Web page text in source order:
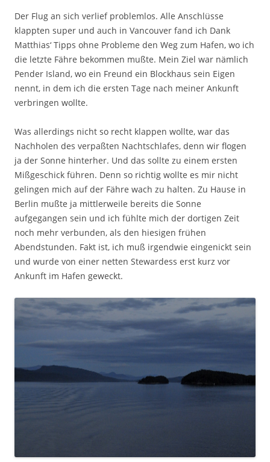
Der Flug an sich verlief problemlos. Alle Anschlüsse
klappten super und auch in Vancouver fand ich Dank
Matthias‘ Tipps ohne Probleme den Weg zum Hafen, wo ich
die letzte Fähre bekommen mußte. Mein Ziel war nämlich
Pender Island, wo ein Freund ein Blockhaus sein Eigen
nennt, in dem ich die ersten Tage nach meiner Ankunft
verbringen wollte.
Was allerdings nicht so recht klappen wollte, war das
Nachholen des verpaßten Nachtschlafes, denn wir flogen
ja der Sonne hinterher. Und das sollte zu einem ersten
Mißgeschick führen. Denn so rich­tig wollte es mir nicht
gelingen mich auf der Fähre wach zu halten. Zu Hause in
Berlin mußte ja mittlerweile bereits die Sonne
aufgegangen sein und ich fühlte mich der dortigen Zeit
noch mehr verbunden, als den hiesigen frühen
Abendstunden. Fakt ist, ich muß irgendwie eingenickt sein
und wurde von einer netten Stewardess erst kurz vor
Ankunft im Hafen geweckt.